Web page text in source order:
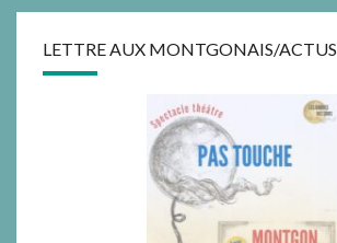
LETTRE AUX MONTGONAIS/ACTUS